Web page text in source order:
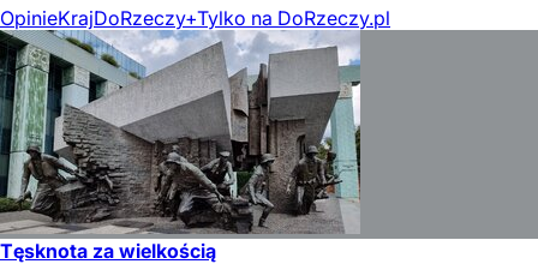
OpinieKrajDoRzeczy+Tylko na DoRzeczy.pl
Tęsknota za wielkością